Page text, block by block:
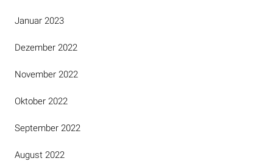
Januar 2023
Dezember 2022
November 2022
Oktober 2022
September 2022
August 2022